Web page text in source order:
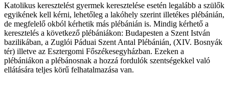
Katolikus keresztelést gyermek keresztelése esetén legalább a szülők
egyikének kell kérni, lehetőleg a lakóhely szerint illetékes plébánián,
de megfelelő okból kérhetik más plébánián is. Mindig kérhető a
keresztelés a következő plébániákon: Budapesten a Szent István
bazilikában, a Zuglói Páduai Szent Antal Plébánián, (XIV. Bosnyák
tér) illetve az Esztergomi Főszékesegyházban. Ezeken a
plébániákon a plébánosnak a hozzá fordulók szentségekkel való
ellátására teljes körű felhatalmazása van.